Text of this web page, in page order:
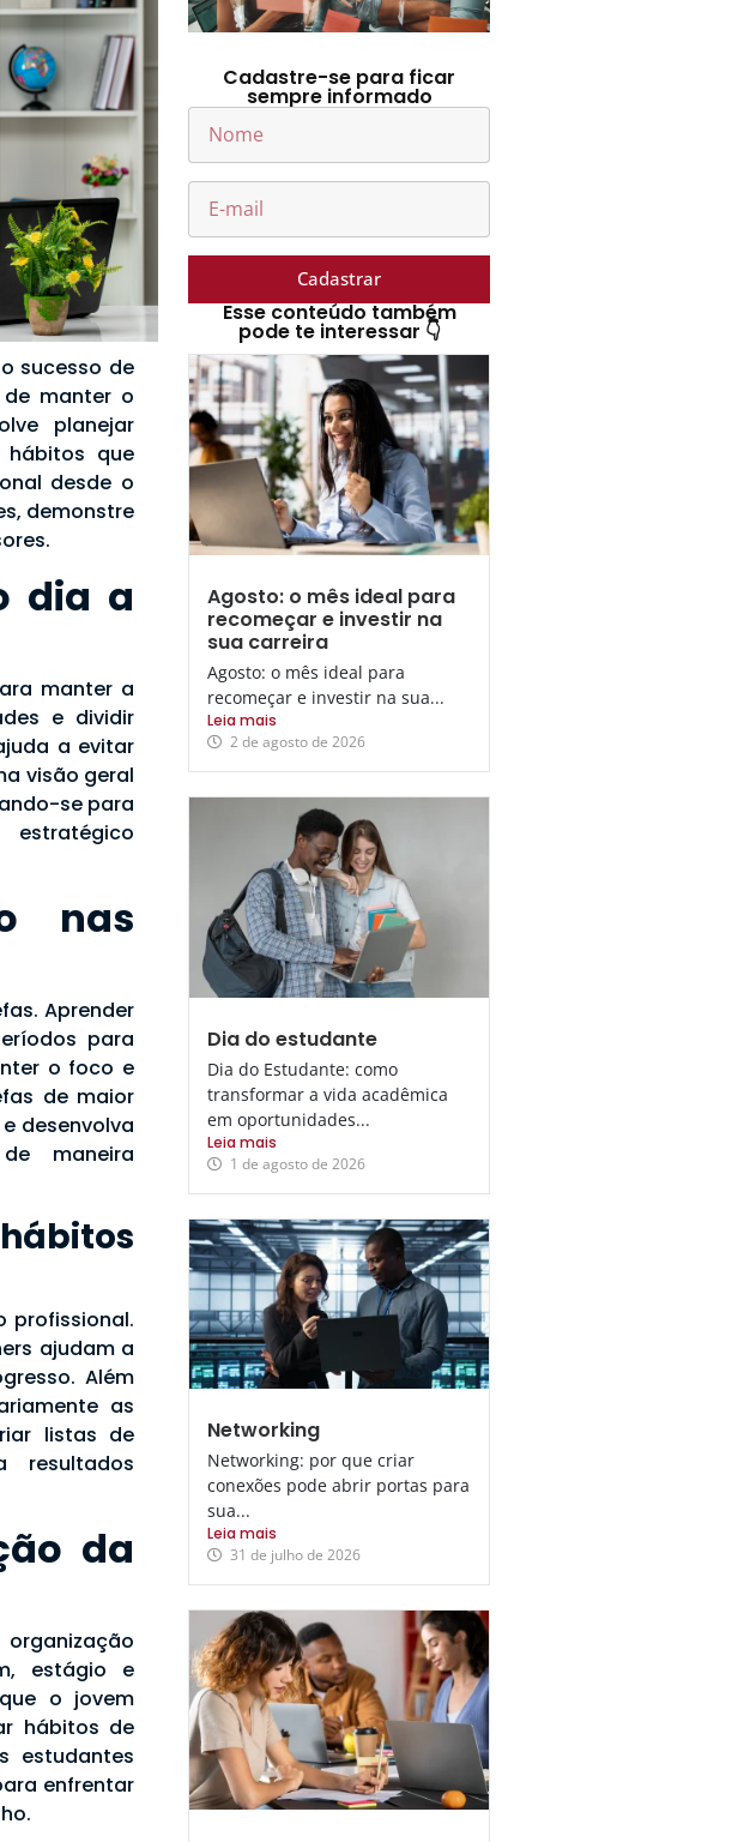
sucesso de
manter o
planejar
que
desde o
demonstre
dia a
manter a
e dividir
a evitar
visão geral
se para
estratégico
nas
Aprender
para
o foco e
de maior
desenvolva
maneira
profissional.
ajudam a
Além
as
listas de
resultados
da
estágio e
o jovem
hábitos de
estudantes
enfrentar
Cadastre-se para ficar
sempre informado
Cadastrar
Esse conteúdo também
pode te interessar 👇
Agosto: o mês ideal para
recomeçar e investir na
sua carreira
Agosto: o mês ideal para
recomeçar e investir na sua...
Leia mais
2 de agosto de 2026
Dia do estudante
Dia do Estudante: como
transformar a vida acadêmica
em oportunidades...
Leia mais
1 de agosto de 2026
Networking
Networking: por que criar
conexões pode abrir portas para
sua...
Leia mais
31 de julho de 2026